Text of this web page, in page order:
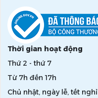
Thời gian hoạt động
Thứ 2 - thứ 7
Từ 7h đến 17h
Chủ nhật, ngày lễ, tết nghỉ